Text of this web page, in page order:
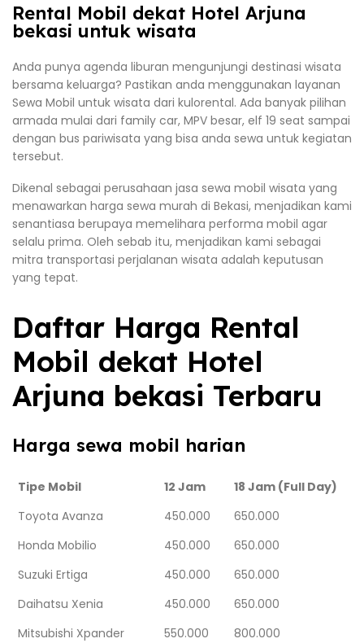
Rental Mobil dekat Hotel Arjuna
bekasi untuk wisata
Anda punya agenda liburan mengunjungi destinasi wisata
bersama keluarga? Pastikan anda menggunakan layanan
Sewa Mobil untuk wisata dari kulorental. Ada banyak pilihan
armada mulai dari family car, MPV besar, elf 19 seat sampai
dengan bus pariwisata yang bisa anda sewa untuk kegiatan
tersebut.
Dikenal sebagai perusahaan jasa sewa mobil wisata yang
menawarkan harga sewa murah di Bekasi, menjadikan kami
senantiasa berupaya memelihara performa mobil agar
selalu prima. Oleh sebab itu, menjadikan kami sebagai
mitra transportasi perjalanan wisata adalah keputusan
yang tepat.
Daftar Harga Rental
Mobil dekat Hotel
Arjuna bekasi Terbaru
Harga sewa mobil harian
Tipe Mobil 12 Jam
18 Jam (Full Day)
Toyota Avanza
450.000
650.000
Honda Mobilio
450.000
650.000
Suzuki Ertiga
450.000
650.000
Daihatsu Xenia
450.000
650.000
Mitsubishi Xpander
550.000 800.000